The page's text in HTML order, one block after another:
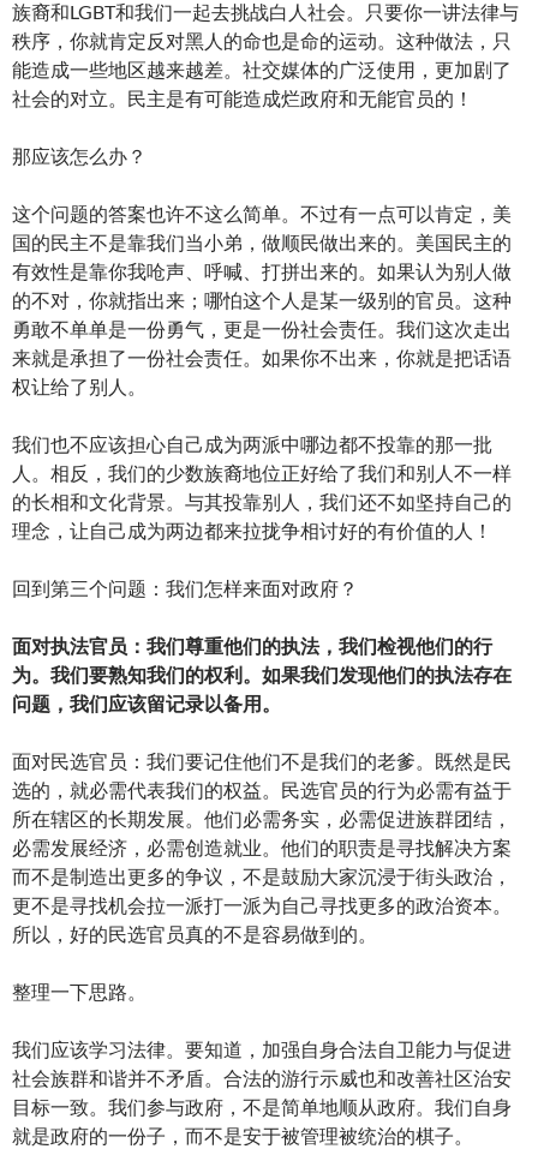
族裔和LGBT和我们一起去挑战白人社会。只要你一讲法律与
秩序，你就肯定反对黑人的命也是命的运动。这种做法，只
能造成一些地区越来越差。社交媒体的广泛使用，更加剧了
社会的对立。民主是有可能造成烂政府和无能官员的！
那应该怎么办？
这个问题的答案也许不这么简单。不过有一点可以肯定，美
国的民主不是靠我们当小弟，做顺民做出来的。美国民主的
有效性是靠你我呛声、呼喊、打拼出来的。如果认为别人做
的不对，你就指出来；哪怕这个人是某一级别的官员。这种
勇敢不单单是一份勇气，更是一份社会责任。我们这次走出
来就是承担了一份社会责任。如果你不出来，你就是把话语
权让给了别人。
我们也不应该担心自己成为两派中哪边都不投靠的那一批
人。相反，我们的少数族裔地位正好给了我们和别人不一样
的长相和文化背景。与其投靠别人，我们还不如坚持自己的
理念，让自己成为两边都来拉拢争相讨好的有价值的人！
回到第三个问题：我们怎样来面对政府？
面对执法官员：我们尊重他们的执法，我们检视他们的行
为。我们要熟知我们的权利。如果我们发现他们的执法存在
问题，我们应该留记录以备用。
面对民选官员：我们要记住他们不是我们的老爹。既然是民
选的，就必需代表我们的权益。民选官员的行为必需有益于
所在辖区的长期发展。他们必需务实，必需促进族群团结，
必需发展经济，必需创造就业。他们的职责是寻找解决方案
而不是制造出更多的争议，不是鼓励大家沉浸于街头政治，
更不是寻找机会拉一派打一派为自己寻找更多的政治资本。
所以，好的民选官员真的不是容易做到的。
整理一下思路。
我们应该学习法律。要知道，加强自身合法自卫能力与促进
社会族群和谐并不矛盾。合法的游行示威也和改善社区治安
目标一致。我们参与政府，不是简单地顺从政府。我们自身
就是政府的一份子，而不是安于被管理被统治的棋子。